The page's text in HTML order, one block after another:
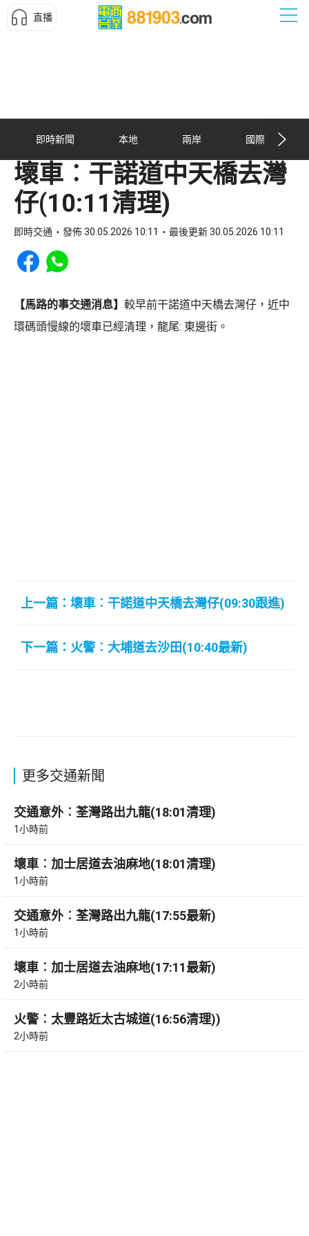
直播
即時新聞 本地 兩岸 國際
壞車︰干諾道中天橋去灣
仔(10:11清理)
即時交通 發佈 30.05.2026 10:11 最後更新 30.05.2026 10:11
Share to Facebook
Share to WhatsApp
【馬路的事交通消息】 較早前干諾道中天橋去灣仔，近中
環碼頭慢線的壞車已經清理，龍尾: 東邊街。
上一篇：壞車︰干諾道中天橋去灣仔(09:30跟進)
下一篇：火警︰大埔道去沙田(10:40最新)
更多交通新聞
交通意外︰荃灣路出九龍(18:01清理)
1小時前
壞車︰加士居道去油麻地(18:01清理)
1小時前
交通意外︰荃灣路出九龍(17:55最新)
1小時前
壞車︰加士居道去油麻地(17:11最新)
2小時前
火警︰太豐路近太古城道(16:56清理))
2小時前